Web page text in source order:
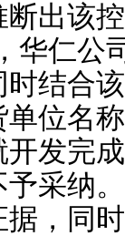
出该
华仁公
结合
位名
开发完
采纳。
，同时